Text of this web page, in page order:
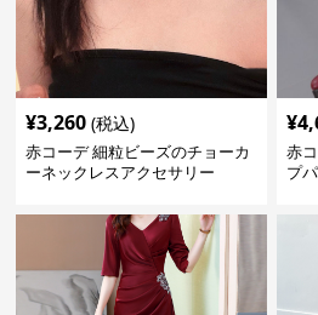
¥3,260 (税込)
赤コーデ 細粒ビーズのチョーカ
ーネックレスアクセサリー
¥
赤
プ